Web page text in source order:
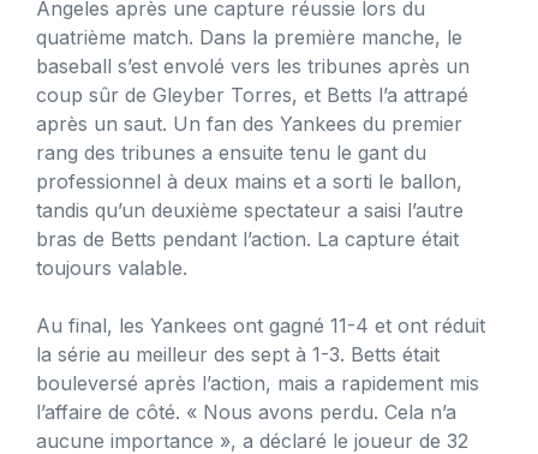
Angeles après une capture réussie lors du
quatrième match. Dans la première manche, le
baseball s’est envolé vers les tribunes après un
coup sûr de Gleyber Torres, et Betts l’a attrapé
après un saut. Un fan des Yankees du premier
rang des tribunes a ensuite tenu le gant du
professionnel à deux mains et a sorti le ballon,
tandis qu’un deuxième spectateur a saisi l’autre
bras de Betts pendant l’action. La capture était
toujours valable.
Au final, les Yankees ont gagné 11-4 et ont réduit
la série au meilleur des sept à 1-3. Betts était
bouleversé après l’action, mais a rapidement mis
l’affaire de côté. « Nous avons perdu. Cela n’a
aucune importance », a déclaré le joueur de 32